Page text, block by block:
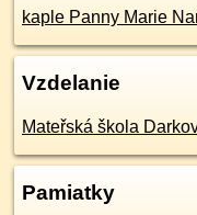
kaple Panny Marie
Vzdelanie
Mateřská škola
Pamiatky